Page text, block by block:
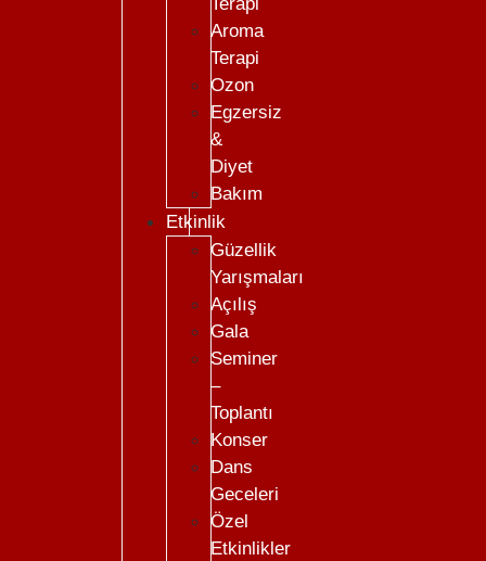
Aroma
Terapi
Ozon
Egzersiz
&
Diyet
Bakım
Etkinlik
Güzellik
Yarışmaları
Açılış
Gala
Seminer
–
Toplantı
Konser
Dans
Geceleri
Özel
Etkinlikler